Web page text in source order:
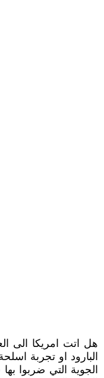
هل اتت امريكا الى
البارود او تجربة
الجوية التي ضربوا